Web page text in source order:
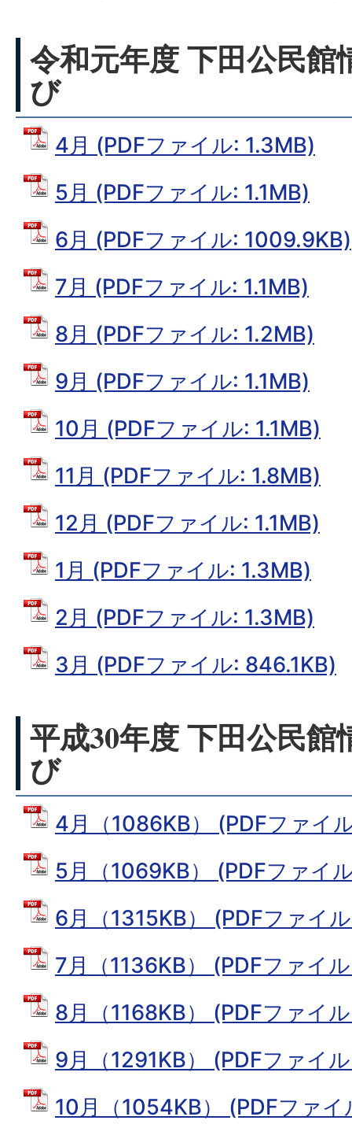
令和元年度 下田公民館
び
4月 (PDFファイル: 1.3MB)
5月 (PDFファイル: 1.1MB)
6月 (PDFファイル: 1009.9KB)
7月 (PDFファイル: 1.1MB)
8月 (PDFファイル: 1.2MB)
9月 (PDFファイル: 1.1MB)
10月 (PDFファイル: 1.1MB)
11月 (PDFファイル: 1.8MB)
12月 (PDFファイル: 1.1MB)
1月 (PDFファイル: 1.3MB)
2月 (PDFファイル: 1.3MB)
3月 (PDFファイル: 846.1KB)
平成30年度 下田公民館
び
4月（1086KB） (PDFファイ
5月（1069KB） (PDFファイ
6月（1315KB） (PDFファイ
7月（1136KB） (PDFファイ
8月（1168KB） (PDFファイ
9月（1291KB） (PDFファイ
10月（1054KB） (PDFファイ